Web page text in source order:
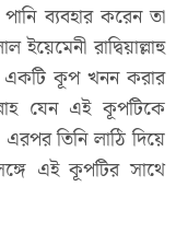
ব্যবহার করেন তা
রাদ্বিয়াল্লাহু
একটি কূপ খনন করার
যেন এই কূপটিকে
তিনি লাঠি দিয়ে
এই কূপটির সাথে